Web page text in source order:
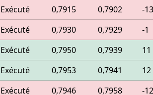
Exécuté 0,7915 0,7902
-13
Exécuté 0,7930 0,7929
-1
Exécuté 0,7950 0,7939
11
Exécuté 0,7953 0,7941
12
Exécuté 0,7946 0,7958
-12